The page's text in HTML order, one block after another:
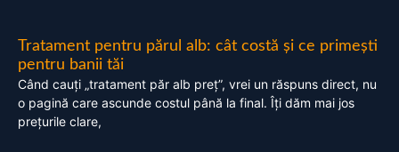
Tratament pentru părul alb: cât costă și ce primești
pentru banii tăi
Când cauți „tratament păr alb preț”, vrei un răspuns direct, nu
o pagină care ascunde costul până la final. Îți dăm mai jos
prețurile clare,